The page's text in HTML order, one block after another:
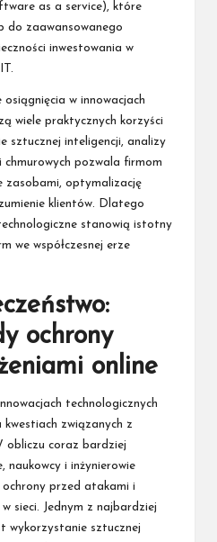
as a service), które
do zaawansowanego
inwestowania w
osiągnięcia w innowacjach
wiele praktycznych korzyści
sztucznej inteligencji, analizy
pozwala firmom
zasobami, optymalizację
klientów. Dlatego
stanowią istotny
we współczesnej erze
ochrony
online
technologicznych
kwestiach związanych z
obliczu coraz bardziej
naukowcy i inżynierowie
przed atakami i
sieci. Jednym z najbardziej
wykorzystanie sztucznej